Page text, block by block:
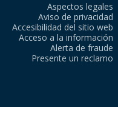
Aspectos legales
Aviso de privacidad
Accesibilidad del sitio web
Acceso a la información
Alerta de fraude
Presente un reclamo